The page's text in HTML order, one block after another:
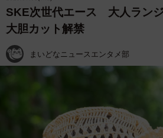
SKE次世代エース 大人ラン
大胆カット解禁
まいどなニュースエンタメ部